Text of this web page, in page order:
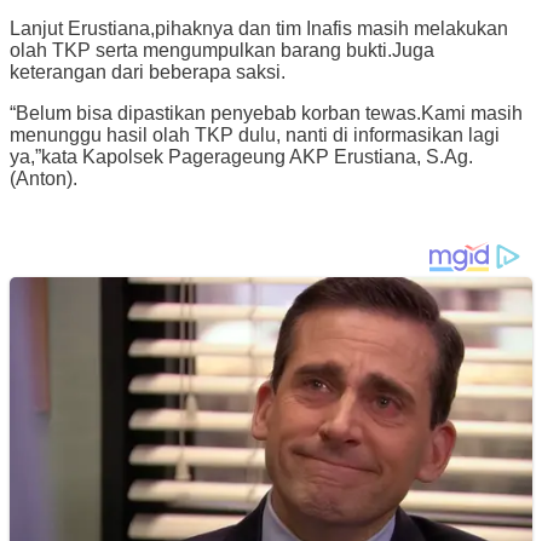
Lanjut Erustiana,pihaknya dan tim Inafis masih melakukan
olah TKP serta mengumpulkan barang bukti.Juga
keterangan dari beberapa saksi.
“Belum bisa dipastikan penyebab korban tewas.Kami masih
menunggu hasil olah TKP dulu, nanti di informasikan lagi
ya,”kata Kapolsek Pagerageung AKP Erustiana, S.Ag.
(Anton).